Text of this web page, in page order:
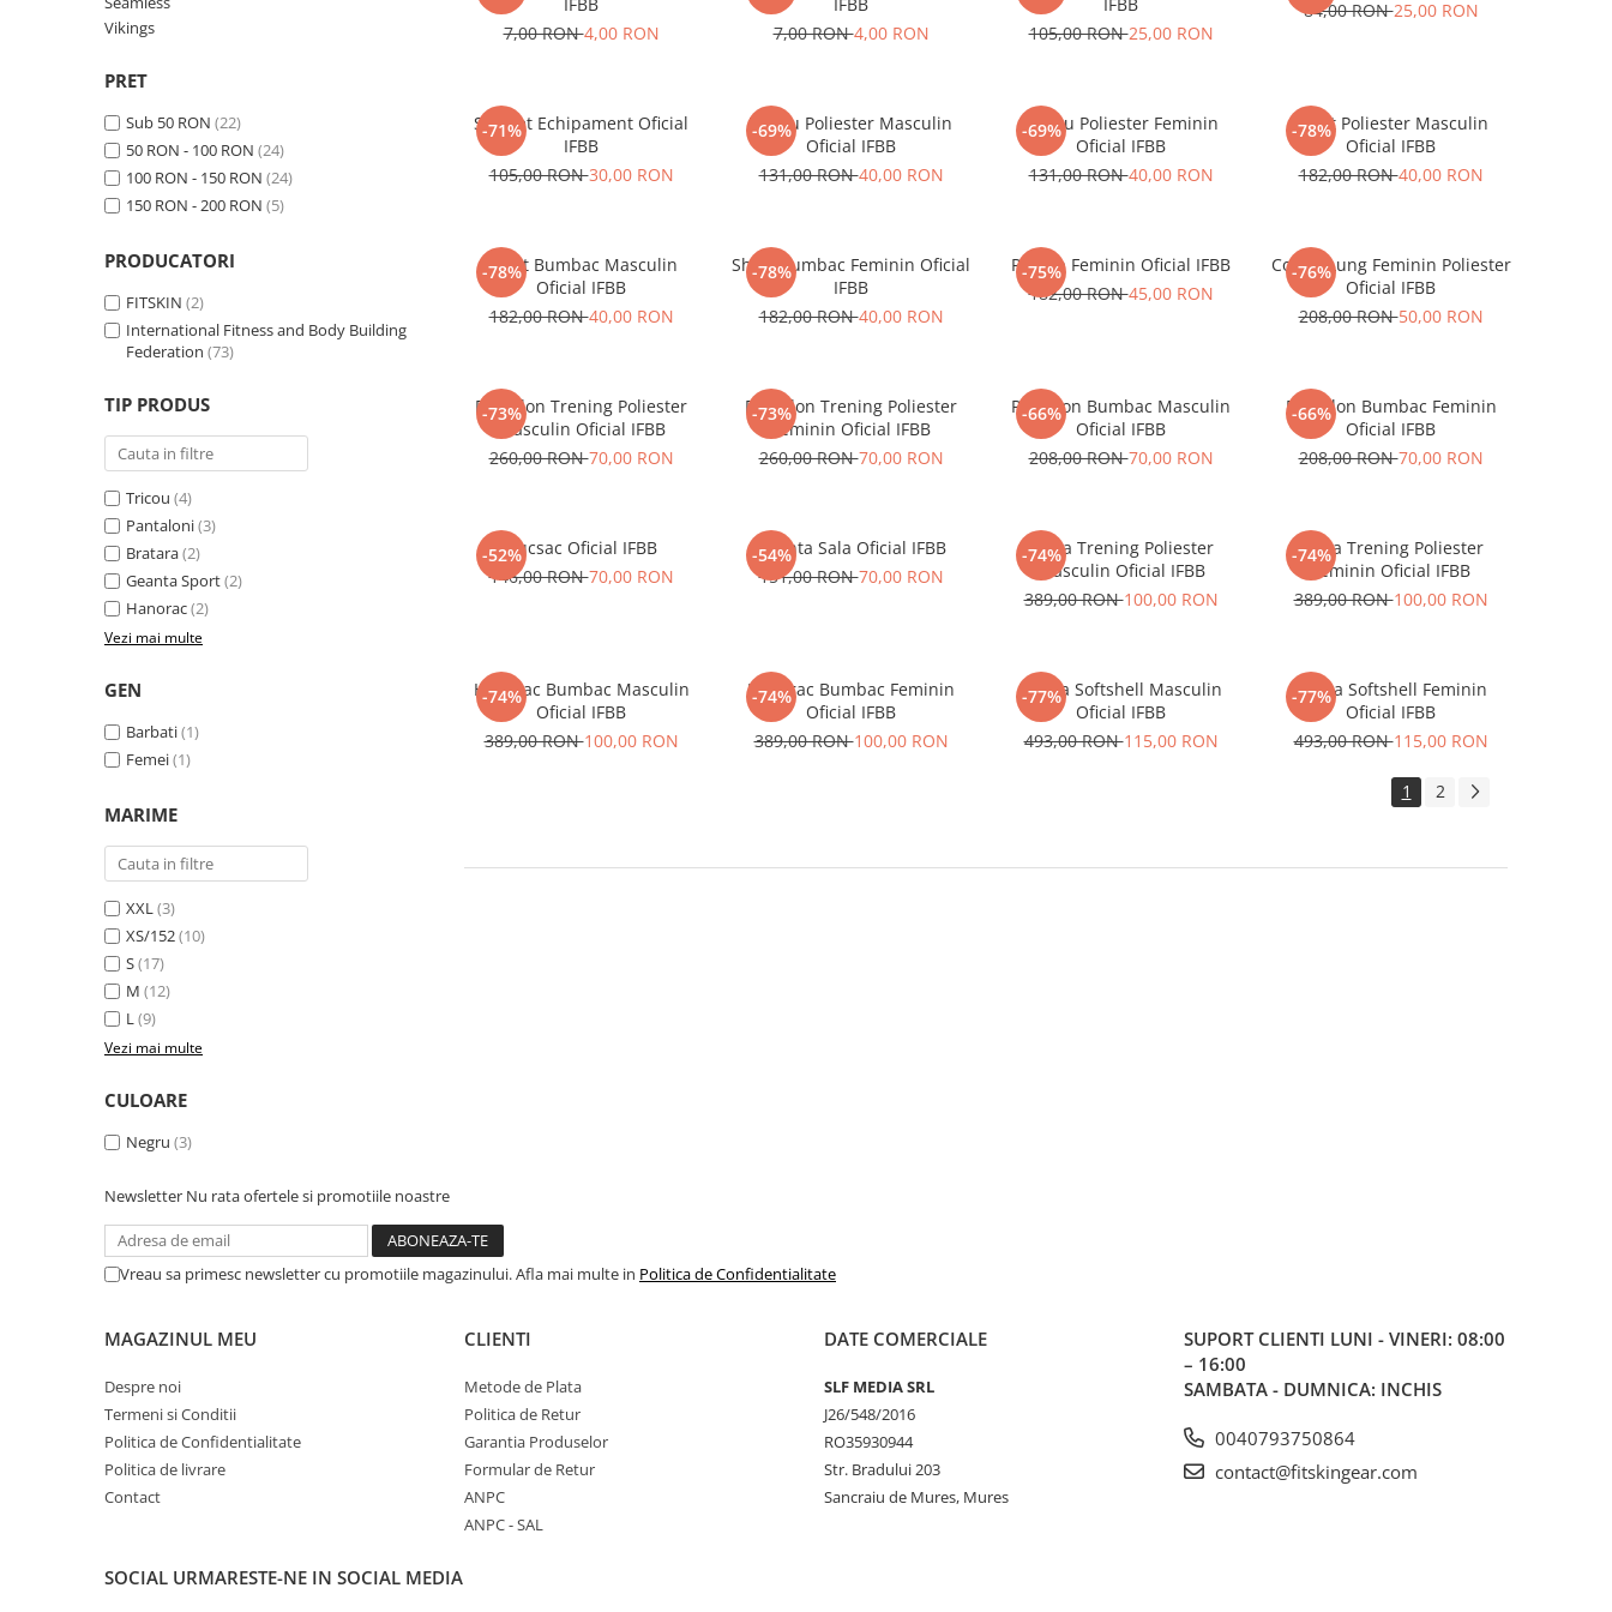
Accesorii Sala
Acccesori Antrenor
Mingi medicinale
Recuperare și Îcălzire
Vikings
PRET
Sub 50 RON (22)
50 RON - 100 RON (24)
100 RON - 150 RON (24)
150 RON - 200 RON (5)
PRODUCATORI
FITSKIN (2)
International Fitness and Body Building
Federation (73)
TIP PRODUS
Tricou (4)
Pantaloni(3)
Bratara(2)
Geanta Sport(2)
Hanorac(2)
Vezi mai multe
GEN
Barbati(1)
Femei(1)
MARIME
XXL(3)
XS/152(10)
S(17)
M (12)
L(9)
Vezi mai multe
CULOARE
Negru (3)
7,00 RON4,00 RON
7,00 RON4,00 RON
105,00 RON25,00 RON
84,00 RON25,00 RON
-71%
Saculet Echipament Oficial
IFBB
105,00 RON30,00 RON
-69%
Tricou Poliester Masculin
Oficial IFBB
131,00 RON40,00 RON
-69%
Tricou Poliester Feminin
Oficial IFBB
131,00 RON40,00 RON
-78%
Short Poliester Masculin
Oficial IFBB
182,00 RON40,00 RON
-78%
Short Bumbac Masculin
Oficial IFBB
182,00 RON40,00 RON
-78%
Short Bumbac Feminin Oficial
IFBB
182,00 RON40,00 RON
-75%
Prosop Feminin Oficial IFBB
182,00 RON45,00 RON
-76%
Colant Lung Feminin Poliester
Oficial IFBB
208,00 RON50,00 RON
-73%
Pantalon Trening Poliester
Masculin Oficial IFBB
260,00 RON70,00 RON
-73%
Pantalon Trening Poliester
Feminin Oficial IFBB
260,00 RON70,00 RON
-66%
Pantalon Bumbac Masculin
Oficial IFBB
208,00 RON70,00 RON
-66%
Pantalon Bumbac Feminin
Oficial IFBB
208,00 RON70,00 RON
-52%Rucsac Oficial IFBB
146,00 RON70,00 RON
-54%
Geanta Sala Oficial IFBB
151,00 RON70,00 RON
-74%
Bluza Trening Poliester
Masculin Oficial IFBB
389,00 RON100,00 RON
-74%
Bluza Trening Poliester
Feminin Oficial IFBB
389,00 RON100,00 RON
-74%
Hanorac Bumbac Masculin
Oficial IFBB
389,00 RON100,00 RON
-74%
Hanorac Bumbac Feminin
Oficial IFBB
389,00 RON100,00 RON
-77%
Geaca Softshell Masculin
Oficial IFBB
493,00 RON115,00 RON
-77%
Geaca Softshell Feminin
Oficial IFBB
493,00 RON115,00 RON
1 2
Newsletter Nu rata ofertele si promotiile noastre
Vreau sa primesc newsletter cu promotiile magazinului. Afla mai multe in Politica de Confidentialitate
MAGAZINUL MEU
Despre noi
Termeni si Conditii
Politica de Confidentialitate
Politica de livrare
Contact
CLIENTI
Metode de Plata
Politica de Retur
Garantia Produselor
Formular de Retur
ANPC
ANPC - SAL
DATE COMERCIALE
SLF MEDIA SRL
J26/548/2016
RO35930944
Str. Bradului 203
Sancraiu de Mures, Mures
SUPORT CLIENTI LUNI - VINERI: 08:00
– 16:00
SAMBATA - DUMNICA: INCHIS
0040793750864
contact@fitskingear.com
SOCIAL URMARESTE-NE IN SOCIAL MEDIA